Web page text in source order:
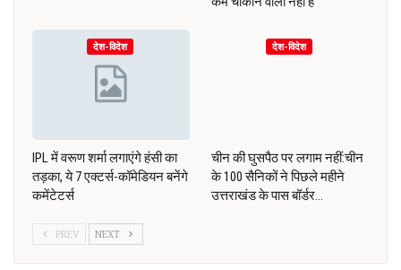
देश-विदेश
IPL में वरूण शर्मा लगाएंगे हंसी का
तड़का, ये 7 एक्टर्स-कॉमेडियन बनेंगे
कमेंटेटर्स
देश-विदेश
चीन की घुसपैठ पर लगाम नहीं:चीन
के 100 सैनिकों ने पिछले महीने
उत्तराखंड के पास बॉर्डर…
PREV NEXT